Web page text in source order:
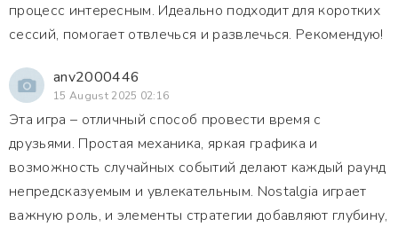
процесс интересным. Идеально подходит для коротких
сессий, помогает отвлечься и развлечься. Рекомендую!
anv2000446
15 August 2025 02:16
Эта игра – отличный способ провести время с
друзьями. Простая механика, яркая графика и
возможность случайных событий делают каждый раунд
непредсказуемым и увлекательным. Nostalgia играет
важную роль, и элементы стратегии добавляют глубину,